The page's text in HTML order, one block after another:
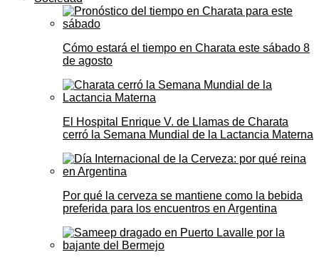
Cómo estará el tiempo en Charata este sábado 8
de agosto
El Hospital Enrique V. de Llamas de Charata
cerró la Semana Mundial de la Lactancia Materna
Por qué la cerveza se mantiene como la bebida
preferida para los encuentros en Argentina